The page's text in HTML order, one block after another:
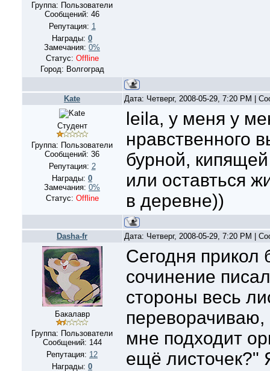
Группа: Пользователи
Сообщений: 46
Репутация: 1
Награды: 0
Замечания: 0%
Статус: Offline
Город: Волгоград
Kate Дата: Четверг, 2008-05-29, 7:20 PM |
Студент
Группа: Пользователи
Сообщений: 36
Репутация: 2
Награды: 0
Замечания: 0%
Статус: Offline
leila, у меня у
нравственного
бурной,
или оставться
в деревне))
Dasha-fr Дата: Четверг, 2008-05-29, 7:20 PM |
Бакалавр
Группа: Пользователи
Сообщений: 144
Репутация: 12
Награды: 0
Сегодня прикол
сочинение
стороны весь
переворачиваю,
мне подходит
ещё листочек?"